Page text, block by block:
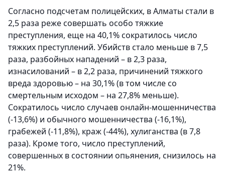
Согласно подсчетам полицейских, в Алматы стали в
2,5 раза реже совершать особо тяжкие
преступления, еще на 40,1% сократилось число
тяжких преступлений. Убийств стало меньше в 7,5
раза, разбойных нападений – в 2,3 раза,
изнасилований – в 2,2 раза, причинений тяжкого
вреда здоровью – на 30,1% (в том числе со
смертельным исходом – на 27,8% меньше).
Сократилось число случаев онлайн-мошенничества
(-13,6%) и обычного мошенничества (-16,1%),
грабежей (-11,8%), краж (-44%), хулиганства (в 7,8
раза). Кроме того, число преступлений,
совершенных в состоянии опьянения, снизилось на
21%.